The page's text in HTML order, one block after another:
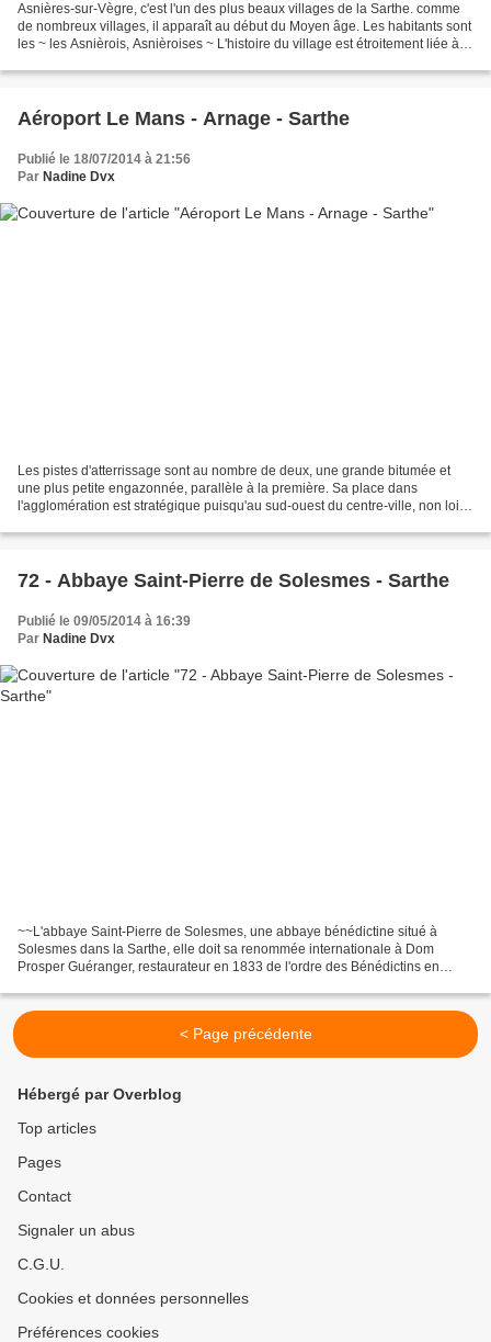
Asnières-sur-Vègre, c'est l'un des plus beaux villages de la Sarthe. comme
de nombreux villages, il apparaît au début du Moyen âge. Les habitants sont
les ~ les Asnièrois, Asnièroises ~ L'histoire du village est étroitement liée à
Aéroport Le Mans - Arnage - Sarthe
Publié le 18/07/2014 à 21:56
Par Nadine Dvx
Les pistes d'atterrissage sont au nombre de deux, une grande bitumée et
une plus petite engazonnée, parallèle à la première. Sa place dans
l'agglomération est stratégique puisqu'au sud-ouest du centre-ville, non loin
72 - Abbaye Saint-Pierre de Solesmes - Sarthe
Publié le 09/05/2014 à 16:39
Par Nadine Dvx
~~L'abbaye Saint-Pierre de Solesmes, une abbaye bénédictine situé à
Solesmes dans la Sarthe, elle doit sa renommée internationale à Dom
Prosper Guéranger, restaurateur en 1833 de l'ordre des Bénédictins en
< Page précédente
Hébergé par Overblog
Top articles
Pages
Contact
Signaler un abus
C.G.U.
Cookies et données personnelles
Préférences cookies